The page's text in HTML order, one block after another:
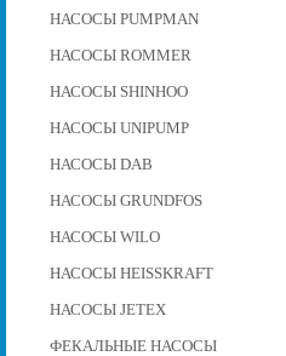
НАСОСЫ PUMPMAN
НАСОСЫ ROMMER
НАСОСЫ SHINHOO
НАСОСЫ UNIPUMP
НАСОСЫ DAB
НАСОСЫ GRUNDFOS
НАСОСЫ WILO
НАСОСЫ HEISSKRAFT
НАСОСЫ JETEX
ФЕКАЛЬНЫЕ НАСОСЫ